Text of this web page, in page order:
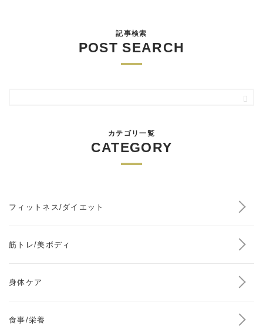
記事検索
POST SEARCH
カテゴリ一覧
CATEGORY
フィットネス/ダイエット
筋トレ/美ボディ
身体ケア
食事/栄養